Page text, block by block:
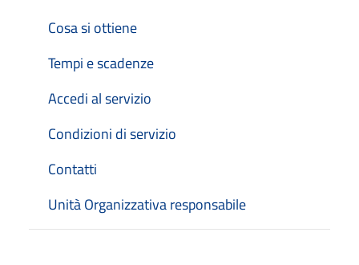
Cosa si ottiene
Tempi e scadenze
Accedi al servizio
Condizioni di servizio
Contatti
Unità Organizzativa responsabile